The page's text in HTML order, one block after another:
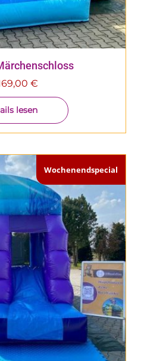
€
lesen
Wochenendspecial